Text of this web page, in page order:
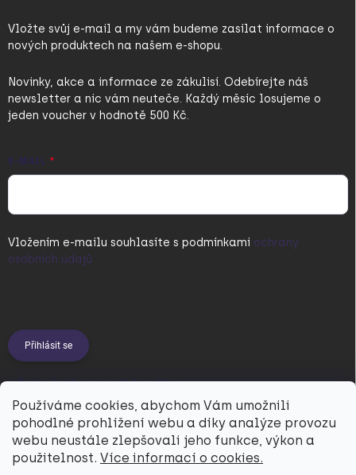
Používáme cookies, abychom Vám umožnili
pohodlné prohlížení webu a díky analýze provozu
webu neustále zlepšovali jeho funkce, výkon a
použitelnost. Více informací o cookies.
Vložte svůj e-mail a my vám budeme zasílat informace o
nových produktech na našem e-shopu.
Novinky, akce a informace ze zákulisí. Odebírejte náš
newsletter a nic vám neuteče. Každý měsíc losujeme o
jeden voucher v hodnotě 500 Kč.
E-MAIL
Vložením e-mailu souhlasíte s podmínkami ochrany
osobních údajů
Přihlásit se
PŘIJÍMÁME ONLINE PLATBY